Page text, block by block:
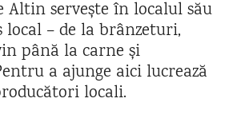
Altin servește în localul său
local – de la brânzeturi,
până la carne și
a ajunge aici lucrează
locali.